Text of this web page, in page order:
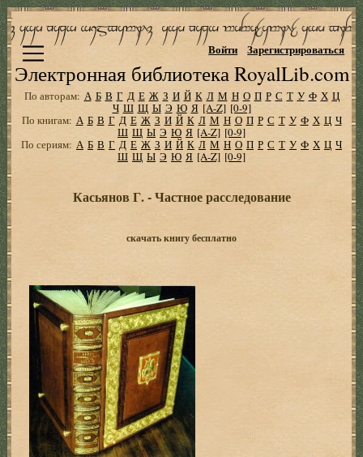
Электронная библиотека RoyalLib.com
Войти Зарегистрироваться
По авторам: А Б В Г Д Е Ж З И Й К Л М Н О П Р С Т У Ф Х Ц
Ч Ш Щ Ы Э Ю Я [A-Z] [0-9]
По книгам: А Б В Г Д Е Ж З И Й К Л М Н О П Р С Т У Ф Х Ц Ч
Ш Щ Ы Э Ю Я [A-Z] [0-9]
По сериям: А Б В Г Д Е Ж З И Й К Л М Н О П Р С Т У Ф Х Ц Ч
Ш Щ Ы Э Ю Я [A-Z] [0-9]
Касьянов Г. - Частное расследование
скачать книгу бесплатно